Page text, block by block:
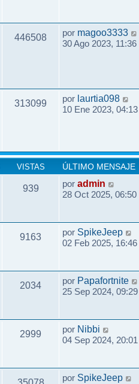
446508 por magoo3333
30 Ago 2023, 11:36
313099 por laurtia098
10 Ene 2023, 04:13
VISTAS ÚLTIMO MENSAJE
939 por admin
28 Oct 2025, 06:50
9163 por SpikeJeep
02 Feb 2025, 16:46
2034 por Papafortnite
25 Sep 2024, 09:29
2999 por Nibbi
04 Sep 2024, 20:01
por SpikeJeep